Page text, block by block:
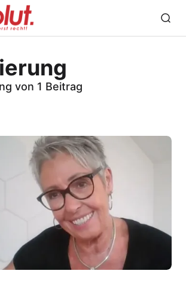
von 1 Beitrag